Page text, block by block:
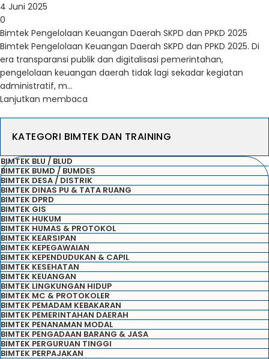
KATEGORI BIMTEK DAN TRAINING
BIMTEK BLU / BLUD
BIMTEK BUMD / BUMDES
BIMTEK DESA / DISTRIK
BIMTEK DINAS PU & TATA RUANG
BIMTEK DPRD
BIMTEK GIS
BIMTEK HUKUM
BIMTEK HUMAS & PROTOKOL
BIMTEK KEARSIPAN
BIMTEK KEPEGAWAIAN
BIMTEK KEPENDUDUKAN & CAPIL
BIMTEK KESEHATAN
BIMTEK KEUANGAN
BIMTEK LINGKUNGAN HIDUP
BIMTEK MC & PROTOKOLER
BIMTEK PEMADAM KEBAKARAN
BIMTEK PEMERINTAHAN DAERAH
BIMTEK PENANAMAN MODAL
BIMTEK PENGADAAN BARANG & JASA
BIMTEK PERGURUAN TINGGI
BIMTEK PERPAJAKAN
4 Juni 2025
0
Bimtek Pengelolaan Keuangan Daerah SKPD dan PPKD 2025
Bimtek Pengelolaan Keuangan Daerah SKPD dan PPKD 2025. Di
era transparansi publik dan digitalisasi pemerintahan,
pengelolaan keuangan daerah tidak lagi sekadar kegiatan
administratif, m...
Lanjutkan membaca